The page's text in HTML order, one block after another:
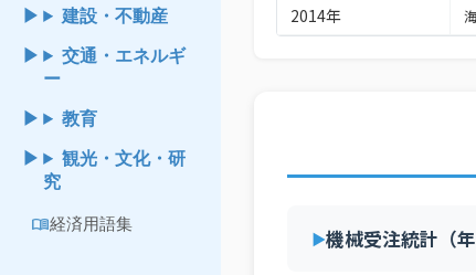
建設・不動産
交通・エネルギ
ー
教育
観光・文化・研
究
menu_book経済用語集
2014年
2008年機械受注統計（